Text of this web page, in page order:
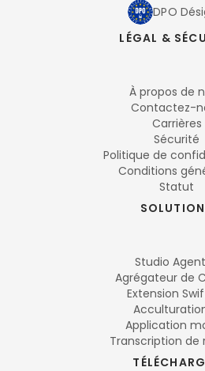
DPO
LÉGAL &
À propos de
Contactez-
Carrières
Sécurité
Politique de
Conditions
Statut
Studio
Agrégateur de
Extension
Application
Transcription de